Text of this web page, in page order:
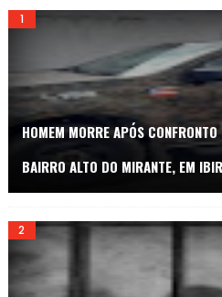
HOMEM MORRE APÓS
BAIRRO ALTO DO MIRANTE, EM